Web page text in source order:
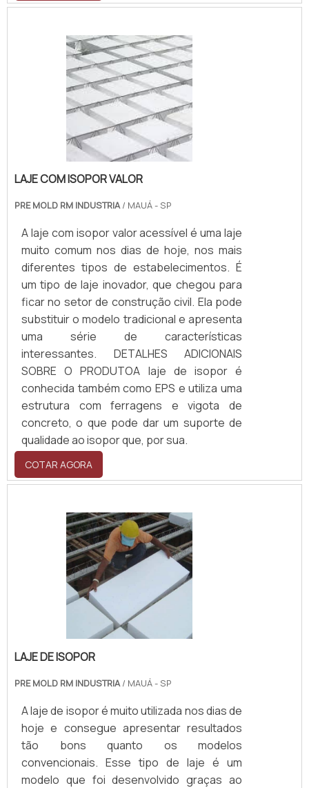
LAJE COM ISOPOR VALOR
PRE MOLD RM INDUSTRIA/ MAUÁ - SP
A laje com isopor valor acessível é uma laje
muito comum nos dias de hoje, nos mais
diferentes tipos de estabelecimentos. É
um tipo de laje inovador, que chegou para
ficar no setor de construção civil. Ela pode
substituir o modelo tradicional e apresenta
uma série de características
interessantes. DETALHES ADICIONAIS
SOBRE O PRODUTOA laje de isopor é
conhecida também como EPS e utiliza uma
estrutura com ferragens e vigota de
concreto, o que pode dar um suporte de
qualidade ao isopor que, por sua.
COTAR AGORA
LAJE DE ISOPOR
PRE MOLD RM INDUSTRIA/ MAUÁ - SP
A laje de isopor é muito utilizada nos dias de
hoje e consegue apresentar resultados
tão bons quanto os modelos
convencionais. Esse tipo de laje é um
modelo que foi desenvolvido graças ao